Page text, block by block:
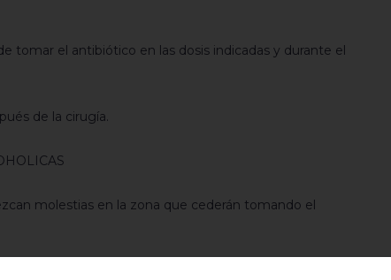
tomar el antibiótico en las dosis indicadas y durante el
de la cirugía.
molestias en la zona que cederán tomando el
observar pequeñas ulceraciones comisurales